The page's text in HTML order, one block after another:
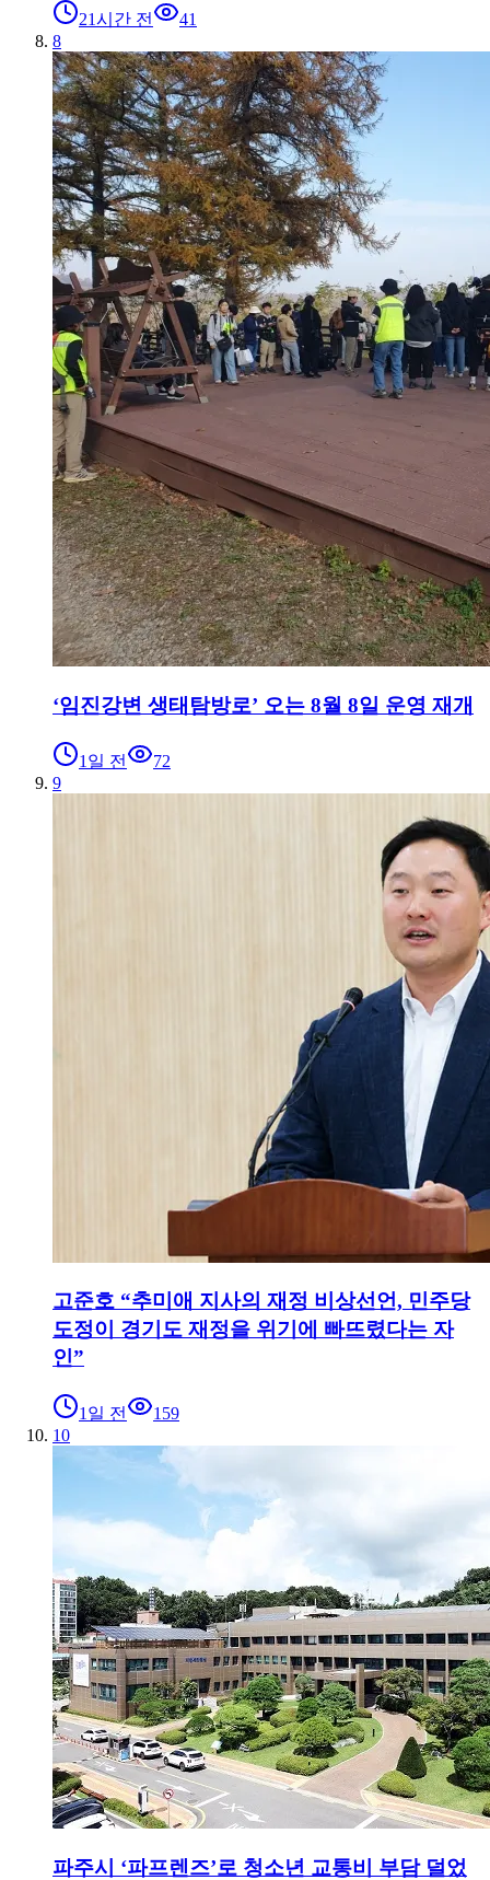
21시간 전
41
8
‘임진강변 생태탐방로’ 오는 8월 8일 운영 재개
1일 전
72
9
고준호 “추미애 지사의 재정 비상선언, 민주당
도정이 경기도 재정을 위기에 빠뜨렸다는 자
인”
1일 전
159
10
파주시 ‘파프렌즈’로 청소년 교통비 부담 덜었